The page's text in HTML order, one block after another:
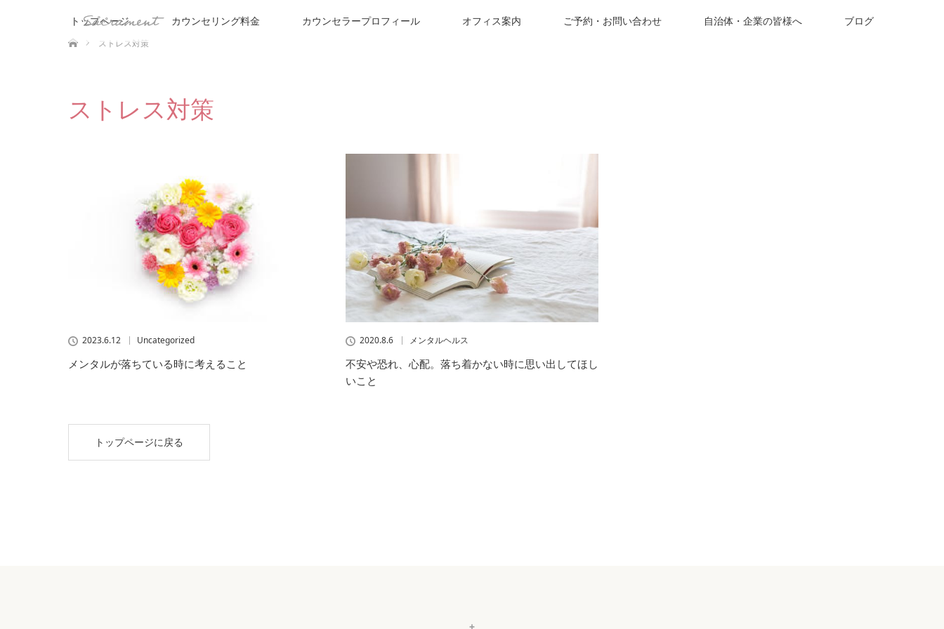
トップページ カウンセリング料金 カウンセラープロフィール オフィス案内 ご予約・お問い合わせ 自治体・企業の皆様へ ブログ
ホーム
ストレス対策
ストレス対策
2023.6.12 Uncategorized
メンタルが落ちている時に考えること
2020.8.6 メンタルヘルス
不安や恐れ、心配。落ち着かない時に思い出してほし
いこと
トップページに戻る